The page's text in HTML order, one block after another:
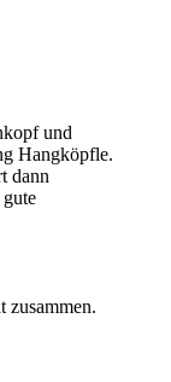
und
Hangköpfle.
dann
zusammen.